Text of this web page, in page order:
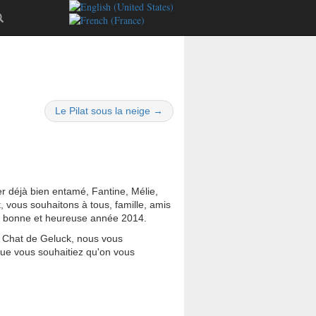
Le Pilat sous la neige →
déjà bien entamé, Fantine, Mélie,
vous souhaitons à tous, famille, amis
et heureuse année 2014.
de Geluck, nous vous
vous souhaitiez qu'on vous